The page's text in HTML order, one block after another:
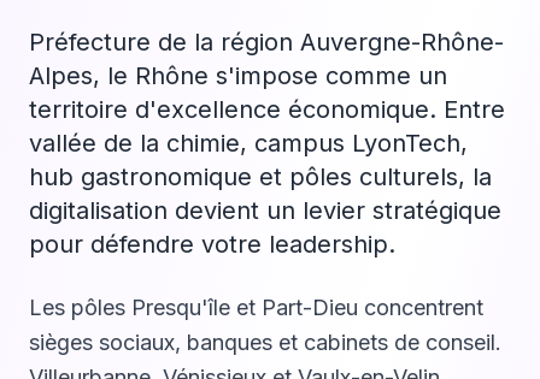
Préfecture de la région Auvergne-Rhône-
Alpes, le Rhône s'impose comme un
territoire d'excellence économique. Entre
vallée de la chimie, campus LyonTech,
hub gastronomique et pôles culturels, la
digitalisation devient un levier stratégique
pour défendre votre leadership.
Les pôles Presqu'île et Part-Dieu concentrent
sièges sociaux, banques et cabinets de conseil.